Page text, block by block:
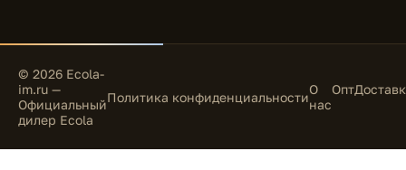
© 2026 Ecola-
im.ru —
Официальный
дилер Ecola
Политика конфиденциальностиО
нас
Опт